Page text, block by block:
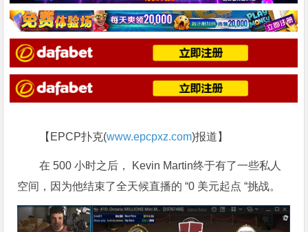
【EPCP扑克(www.epcpxz.com)报道】
在 500 小时之后， Kevin Martin终于有了一些私人
空间，因为他结束了全天候直播的 “0 美元起点 “挑战。